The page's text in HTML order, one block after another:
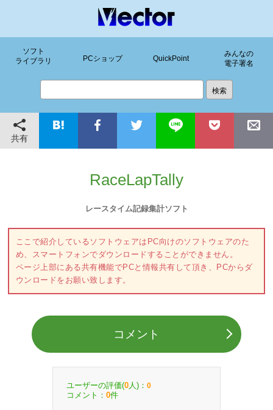
ソフト
ライブラリ
PCショップ QuickPoint
みんなの
電子署名
共有
RaceLapTally
レースタイム記録集計ソフト
ここで紹介しているソフトウェアはPC向けのソフトウェアのた
め、スマートフォンでダウンロードすることができません。
ページ上部にある共有機能でPCと情報共有して頂き、PCからダ
ウンロードをお願い致します。
コメント
ユーザーの評価(0 人)： 0
コメント： 0件